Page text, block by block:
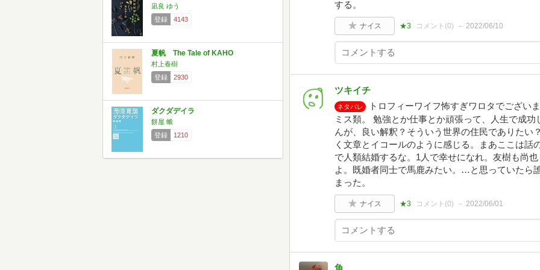
凪良 ゆう
登録
4143
夏帆 The Tale of KAHO
村上春樹
登録
2930
ダクダデイラ
餅屋 蛾
登録
1210
する。
ナイス ★3 コメント(0) 2022/06/10
ツキイチ
ネタバレ
トロフィーワイフ怖すぎワロタでござい
ミス類。 勉強とか仕事とか頑張って、人生で成
んが、良い解釈？そういう世界の住民でありたい
く文章とイコールのように感じる。まあここは話
で人類結婚するな。1人で幸せになれ。友樹も尚
よ。既婚者同士で馬鹿みたい。…と思っていたら
まった。
ナイス ★3 コメント(0) 2022/06/01
魚